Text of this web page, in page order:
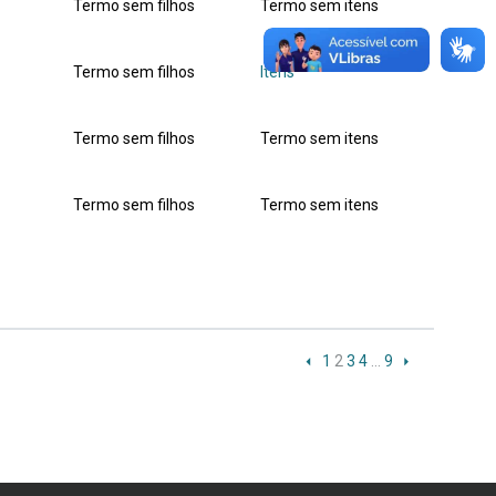
Termo sem filhos Termo sem itens
Termo sem filhos Itens
Termo sem filhos Termo sem itens
Termo sem filhos Termo sem itens
1 2 3 4 9